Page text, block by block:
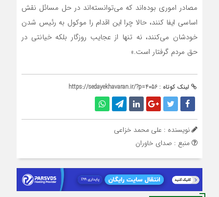
مصادر اموری بوده‌اند که می‌توانسته‌اند در حل مسائل نقش
اساسی ایفا کنند، حالا چرا این اقدام را موکول به رئیس شدن
خودشان می‌کنند، نه تنها از عجایب روزگار بلکه خیانتی در
حق مردم گرفتار است.»
لینک کوتاه : https://sedayekhavaran.ir/?p=4056
نویسنده : علی محمد خزاعی
منبع : صدای خاوران